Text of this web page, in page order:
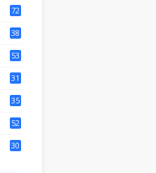
72
38
53
31
35
52
30